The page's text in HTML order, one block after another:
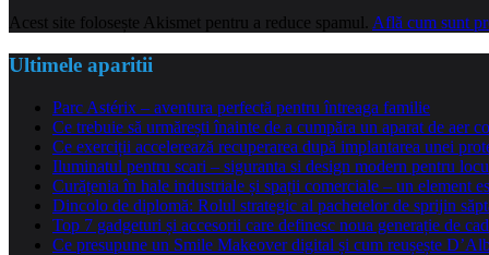
Acest site folosește Akismet pentru a reduce spamul. Află cum sunt
Ultimele aparitii
Parc Astérix – aventura perfectă pentru întreaga familie
Ce trebuie să urmărești înainte de a cumpăra un aparat de aer
Ce exerciții accelerează recuperarea după implantarea unei
Iluminatul pentru scari – siguranta si design modern pentru
Curățenia în hale industriale și spații comerciale – un element
Dincolo de diplomă: Rolul strategic al pachetelor de sprijin
Top 7 gadgeturi și accesorii care definesc noua generație de
Ce presupune un Smile Makeover digital și cum reușește